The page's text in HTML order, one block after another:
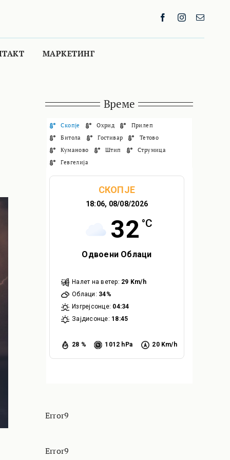
МАРКЕТИНГ
Време
Скопје Охрид
Прилеп
Битола
Гостивар
Тетово
Куманово
Штип
Струмица
Гевгелија
СКОПЈЕ
18:06, 08/08/2026
32 °C
Одвоени Облаци
28 % 1012 hPa 20 Km/h
Налет на ветер: 29 Km/h
Облаци: 34%
Изгрејсонце: 04:34
Зајдисонце: 18:45
Error9
Error9